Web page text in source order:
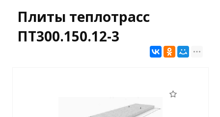
Плиты теплотрасс
ПТ300.150.12-3